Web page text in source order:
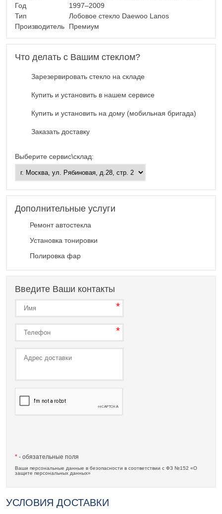
Год
1997–2009
Тип
Лобовое стекло Daewoo Lanos
Производитель
Премиум
Что делать с Вашим стеклом?
Зарезервировать стекло на складе
Купить и установить в нашем сервисе
Купить и установить на дому (мобильная бригада)
Заказать доставку
Выберите сервис\склад:
Дополнительные услуги
Ремонт автостекла
Установка тонировки
Полировка фар
Введите Ваши контакты
* - обязательные поля
Ваши персональные данные в безопасности в соответствии с ФЗ №152 «О
защите персональных данных»
УСЛОВИЯ ДОСТАВКИ